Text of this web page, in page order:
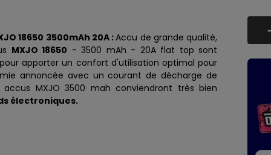
18650 3500mAh 20A :Accu de grande qualité,
MXJO 18650 - 3500 mAh - 20A flat top sont
apporter un confort d'utilisation optimal pour
annoncée avec un courant de décharge de
accus MXJO 3500 mah conviendront très bien
électroniques.